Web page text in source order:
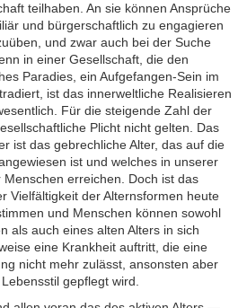
teil­haben. An sie können Ansprüche
und bürger­schaftlich zu engagieren
und zwar auch bei der Suche
in einer Gesell­schaft, die den
Paradies, ein Aufgefangen-Sein im
ist das inner­weltliche Realisieren
Für die steigende Zahl der
Plicht nicht gelten. Das
ist das gebrechliche Alter, das auf die
ist und welches in unserer
erreichen. Doch ist das
Vielfältigkeit der Alterns­formen heute
und Menschen können sowohl
als auch eines alten Alters in sich
eine Krankheit auftritt, die eine
nicht mehr zulässt, ansonsten aber
gepflegt wird.